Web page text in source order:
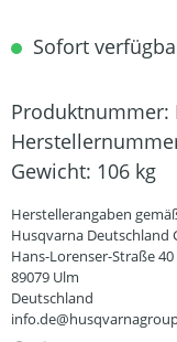
Sofort
Produktnummer:
Gewicht: 106 kg
Herstellerangaben
Husqvarna Deutschland
Hans-Lorenser-Straße 40
89079 Ulm
Deutschland